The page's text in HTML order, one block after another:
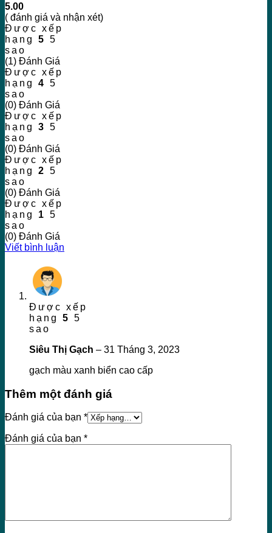
5.00
( đánh giá và nhận xét)
Được xếp
hạng 5 5
sao
(1) Đánh Giá
Được xếp
hạng 4 5
sao
(0) Đánh Giá
Được xếp
hạng 3 5
sao
(0) Đánh Giá
Được xếp
hạng 2 5
sao
(0) Đánh Giá
Được xếp
hạng 1 5
sao
(0) Đánh Giá
Viết bình luận
Được xếp
hạng 5 5
sao
Siêu Thị Gạch – 31 Tháng 3, 2023
gạch màu xanh biển cao cấp
Thêm một đánh giá
Đánh giá của bạn *
Đánh giá của bạn *